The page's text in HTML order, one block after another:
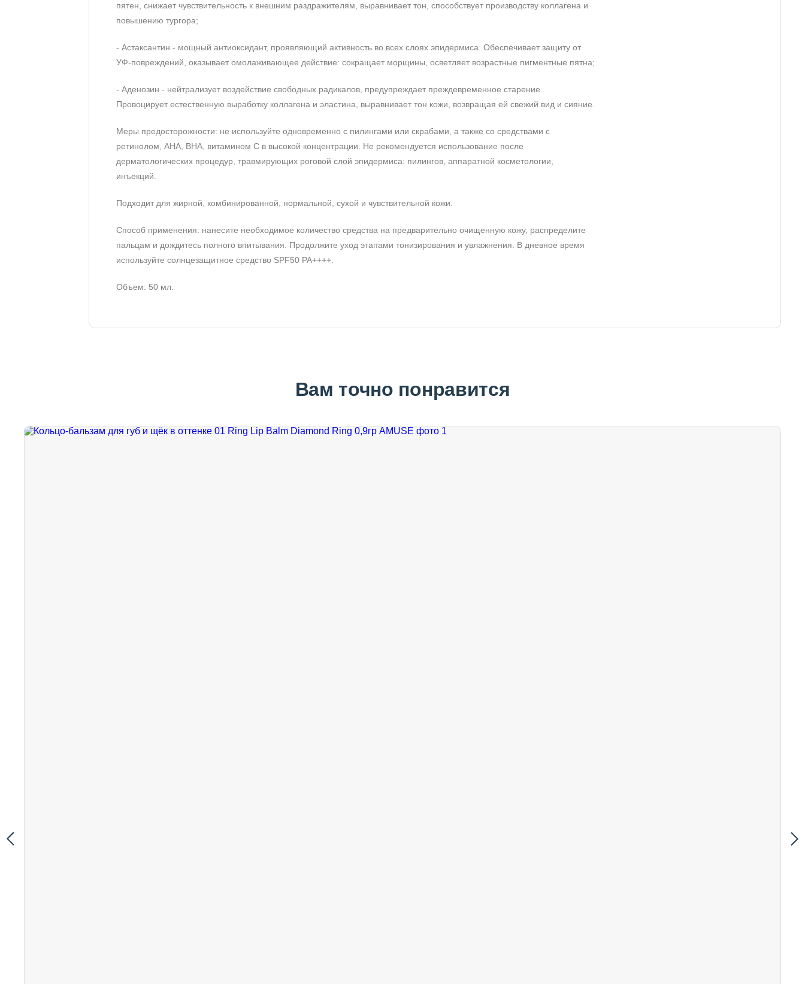
пятен, снижает чувствительность к внешним раздражителям, выравнивает тон, способствует производству коллагена и
повышению тургора;
- Астаксантин - мощный антиоксидант, проявляющий активность во всех слоях эпидермиса. Обеспечивает защиту от
УФ-повреждений, оказывает омолаживающее действие: сокращает морщины, осветляет возрастные пигментные пятна;
- Аденозин - нейтрализует воздействие свободных радикалов, предупреждает преждевременное старение.
Провоцирует естественную выработку коллагена и эластина, выравнивает тон кожи, возвращая ей свежий вид и сияние.
Меры предосторожности: не используйте одновременно с пилингами или скрабами, а также со средствами с
ретинолом, AHA, BHA, витамином C в высокой концентрации. Не рекомендуется использование после
дерматологических процедур, травмирующих роговой слой эпидермиса: пилингов, аппаратной косметологии,
инъекций.
Подходит для жирной, комбинированной, нормальной, сухой и чувствительной кожи.
Способ применения: нанесите необходимое количество средства на предварительно очищенную кожу, распределите
пальцам и дождитесь полного впитывания. Продолжите уход этапами тонизирования и увлажнения. В дневное время
используйте солнцезащитное средство SPF50 PA++++.
Объем: 50 мл.
Вам точно понравится